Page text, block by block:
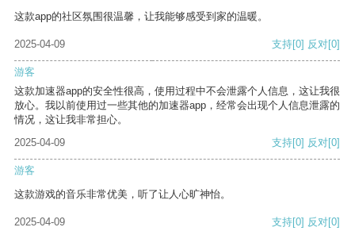
这款app的社区氛围很温馨，让我能够感受到家的温暖。
2025-04-09 支持[0] 反对[0]
游客
这款加速器app的安全性很高，使用过程中不会泄露个人信息，这让我很
放心。我以前使用过一些其他的加速器app，经常会出现个人信息泄露的
情况，这让我非常担心。
2025-04-09
支持[0] 反对[0]
游客
这款游戏的音乐非常优美，听了让人心旷神怡。
2025-04-09 支持[0] 反对[0]